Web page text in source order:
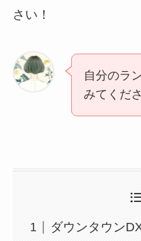
さい！
自分のラ
みてくだ
ダウンタウン